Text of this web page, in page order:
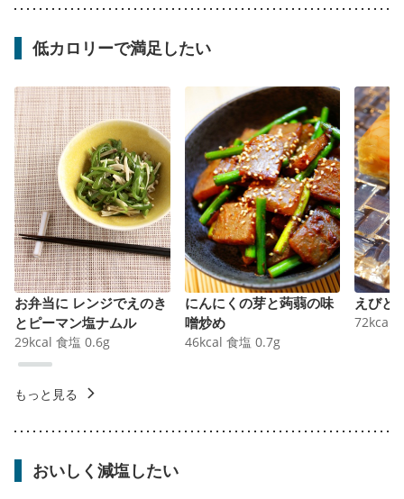
低カロリーで満足したい
お弁当に レンジでえのき
とピーマン塩ナムル
29kcal 食塩 0.6g
にんにくの芽と蒟蒻の味
噌炒め
46kcal 食塩 0.7g
えびと
72kcal
もっと見る
おいしく減塩したい